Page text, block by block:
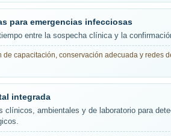
para emergencias infecciosas
entre la sospecha clínica y la
de capacitación, conservación adecuada y redes
integrada
clínicos, ambientales y de laboratorio para